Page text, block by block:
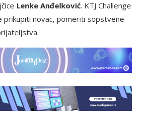
Lenke Anđelković. KTJ Challenge
prikupiti novac, pomeriti sopstvene